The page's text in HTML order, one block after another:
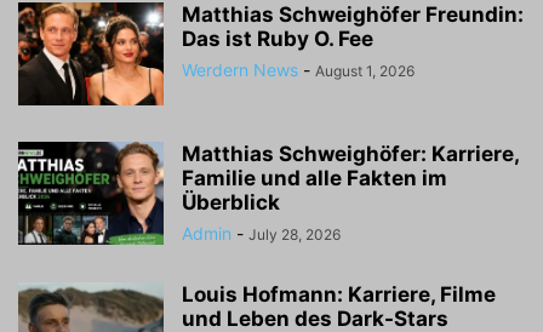
Matthias Schweighöfer Freundin:
Das ist Ruby O. Fee
Werdern News - August 1, 2026
Matthias Schweighöfer: Karriere,
Familie und alle Fakten im
Überblick
Admin - July 28, 2026
Louis Hofmann: Karriere, Filme
und Leben des Dark-Stars